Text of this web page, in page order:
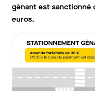
gênant est sanctionné
euros.